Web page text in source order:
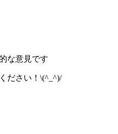
な意見です
ださい！\(^_^)/